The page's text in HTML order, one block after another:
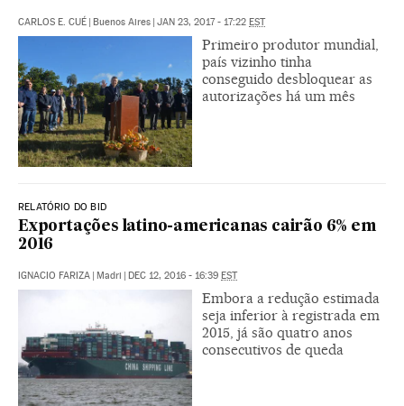
CARLOS E. CUÉ | Buenos Aires | JAN 23, 2017 - 17:22 EST
Primeiro produtor mundial,
país vizinho tinha
conseguido desbloquear as
autorizações há um mês
RELATÓRIO DO BID
Exportações latino-americanas cairão 6% em
2016
IGNACIO FARIZA | Madri | DEC 12, 2016 - 16:39 EST
Embora a redução estimada
seja inferior à registrada em
2015, já são quatro anos
consecutivos de queda